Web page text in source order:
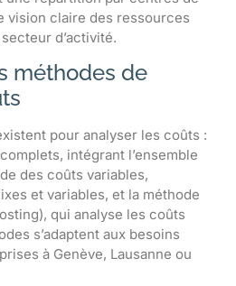
vision claire des ressources
d’activité.
méthodes de
pour analyser les coûts :
intégrant l’ensemble
des coûts variables,
et variables, et la méthode
qui analyse les coûts
s’adaptent aux besoins
à Genève, Lausanne ou